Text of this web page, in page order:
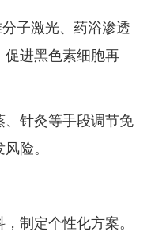
子激光、药浴渗透
促进黑色素细胞再
、针灸等手段调节免
险。
制定个性化方案。